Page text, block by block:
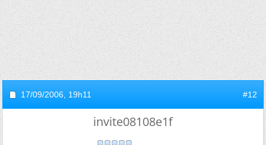
17/09/2006, 19h11 #12
invite08108e1f